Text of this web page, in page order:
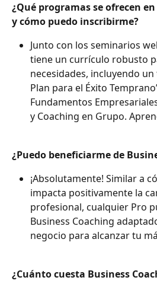
¿Qué programas se ofrecen
y cómo puedo inscribirme?
Junto con los seminarios
tiene un currículo robusto
necesidades, incluyendo un
Plan para el Éxito
Fundamentos
y Coaching en Grupo.
¿Puedo beneficiarme de
¡Absolutamente! Similar a
impacta positivamente la
profesional, cualquier Pro
Business Coaching
negocio para alcanzar tu
¿Cuánto cuesta Business